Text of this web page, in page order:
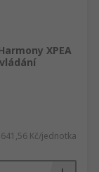
XPEA
Kč/jednotka